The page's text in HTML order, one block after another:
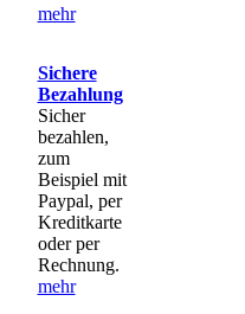
mehr
Sichere
Bezahlung
Sicher
bezahlen,
zum
Beispiel mit
Paypal, per
Kreditkarte
oder per
Rechnung.
mehr